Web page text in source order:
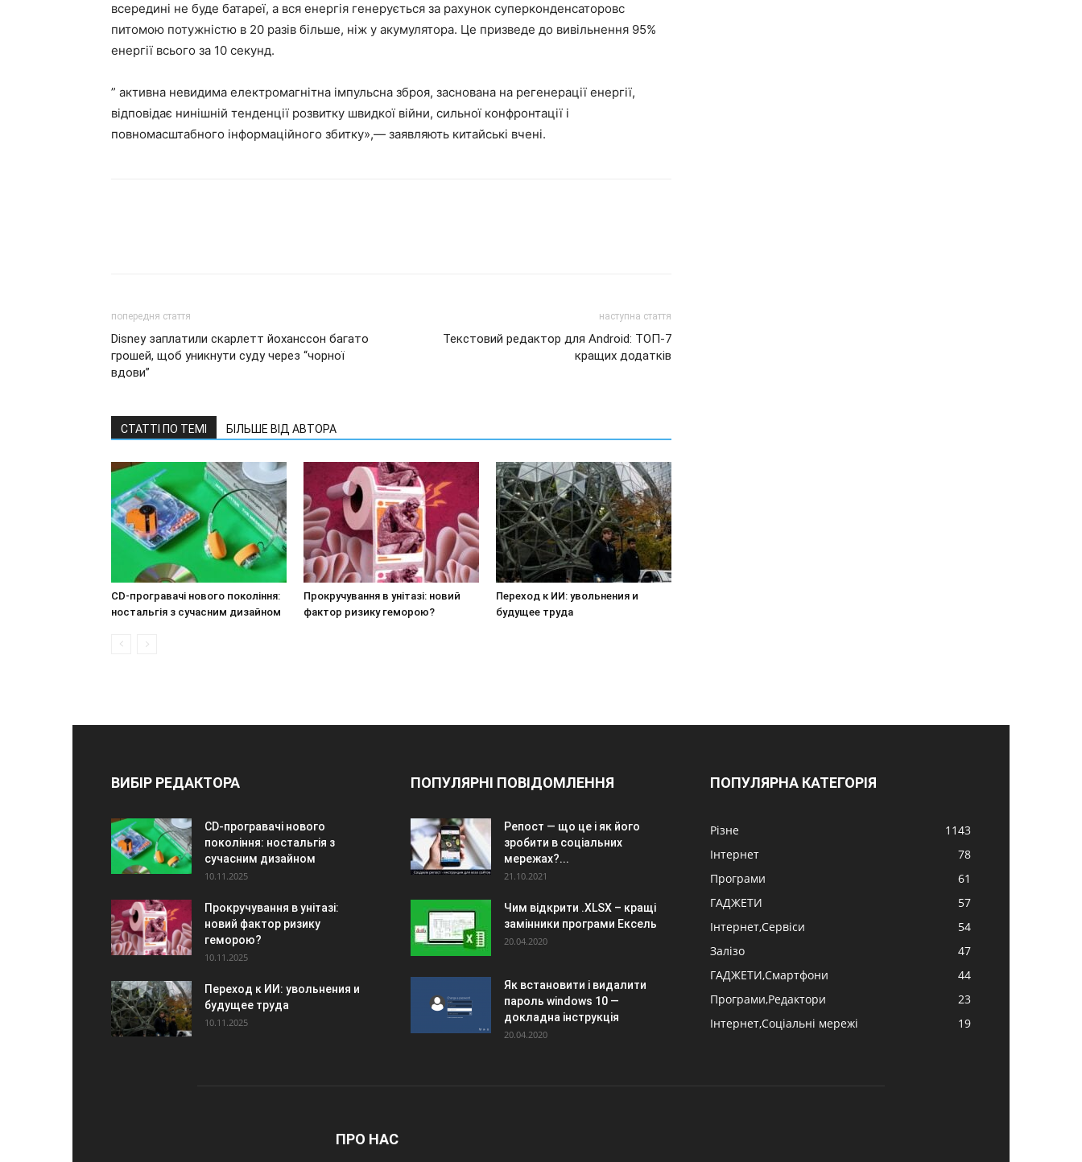
всередині не буде батареї, а вся енергія генерується за рахунок суперконденсаторовс
питомою потужністю в 20 разів більше, ніж у акумулятора. Це призведе до вивільнення 95%
енергії всього за 10 секунд.
” активна невидима електромагнітна імпульсна зброя, заснована на регенерації енергії,
відповідає нинішній тенденції розвитку швидкої війни, сильної конфронтації і
повномасштабного інформаційного збитку»,— заявляють китайські вчені.
попередня стаття
Disney заплатили скарлетт йоханссон багато
грошей, щоб уникнути суду через “чорної
вдови”
наступна стаття
Текстовий редактор для Android: ТОП-7
кращих додатків
СТАТТІ ПО ТЕМІ БІЛЬШЕ ВІД АВТОРА
CD-програвачі нового покоління:
ностальгія з сучасним дизайном
Прокручування в унітазі: новий
фактор ризику геморою?
Переход к ИИ: увольнения и
будущее труда
ВИБІР РЕДАКТОРА
CD-програвачі нового
покоління: ностальгія з
сучасним дизайном
10.11.2025
Прокручування в унітазі:
новий фактор ризику
геморою?
10.11.2025
Переход к ИИ: увольнения и
будущее труда
10.11.2025
ПОПУЛЯРНІ ПОВІДОМЛЕННЯ
Репост — що це і як його
зробити в соціальних
мережах?...
21.10.2021
Чим відкрити .XLSX – кращі
замінники програми Ексель
20.04.2020
Як встановити і видалити
пароль windows 10 —
докладна інструкція
20.04.2020
ПОПУЛЯРНА КАТЕГОРІЯ
Різне
1143
Інтернет
78
Програми
61
ГАДЖЕТИ
57
Інтернет,Сервіси
54
Залізо
47
ГАДЖЕТИ,Смартфони
44
Програми,Редактори
23
Інтернет,Соціальні мережі
19
ПРО НАС